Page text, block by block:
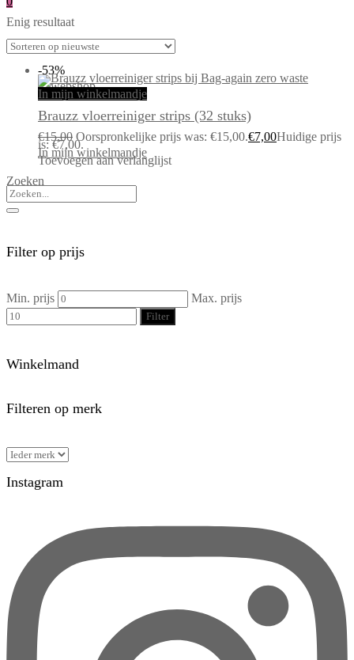
Enig resultaat
-53%
In mijn winkelmandje
Brauzz vloerreiniger strips (32 stuks)
€15,00 Oorspronkelijke prijs was: €15,00.€7,00Huidige prijs
is: €7,00.
In mijn winkelmandje
Toevoegen aan verlanglijst
Zoeken
Filter op prijs
Min. prijs Max. prijs
Filter
Winkelmand
Filteren op merk
Instagram